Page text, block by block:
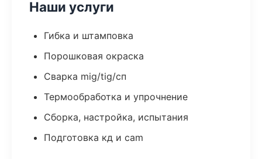
Наши услуги
Гибка и штамповка
Порошковая окраска
Сварка mig/tig/сп
Термообработка и упрочнение
Сборка, настройка, испытания
Подготовка кд и cam